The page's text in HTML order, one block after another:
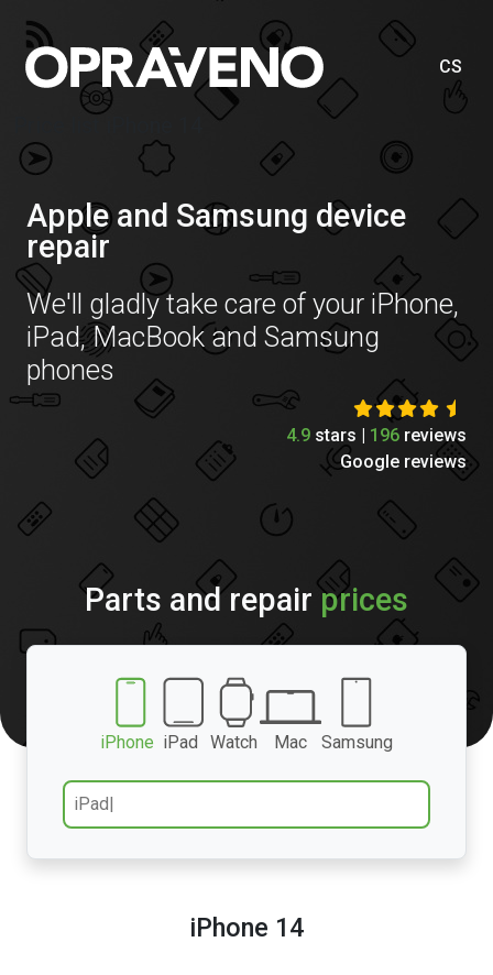
CS
Apple and Samsung device
repair
We'll gladly take care of your iPhone,
iPad, MacBook and Samsung
phones
4.9 stars | 196 reviews
Google reviews
Parts and repair prices
iPhone iPad Watch Mac Samsung
iPhone 14